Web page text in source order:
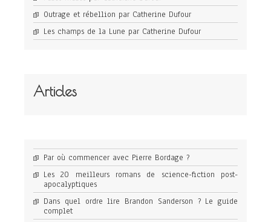
Outrage et rébellion par Catherine Dufour
Les champs de la Lune par Catherine Dufour
Articles
Par où commencer avec Pierre Bordage ?
Les 20 meilleurs romans de science-fiction post-
apocalyptiques
Dans quel ordre lire Brandon Sanderson ? Le guide
complet